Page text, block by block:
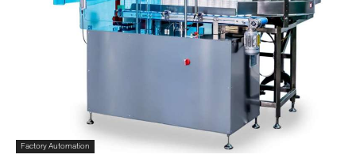
Factory Automation